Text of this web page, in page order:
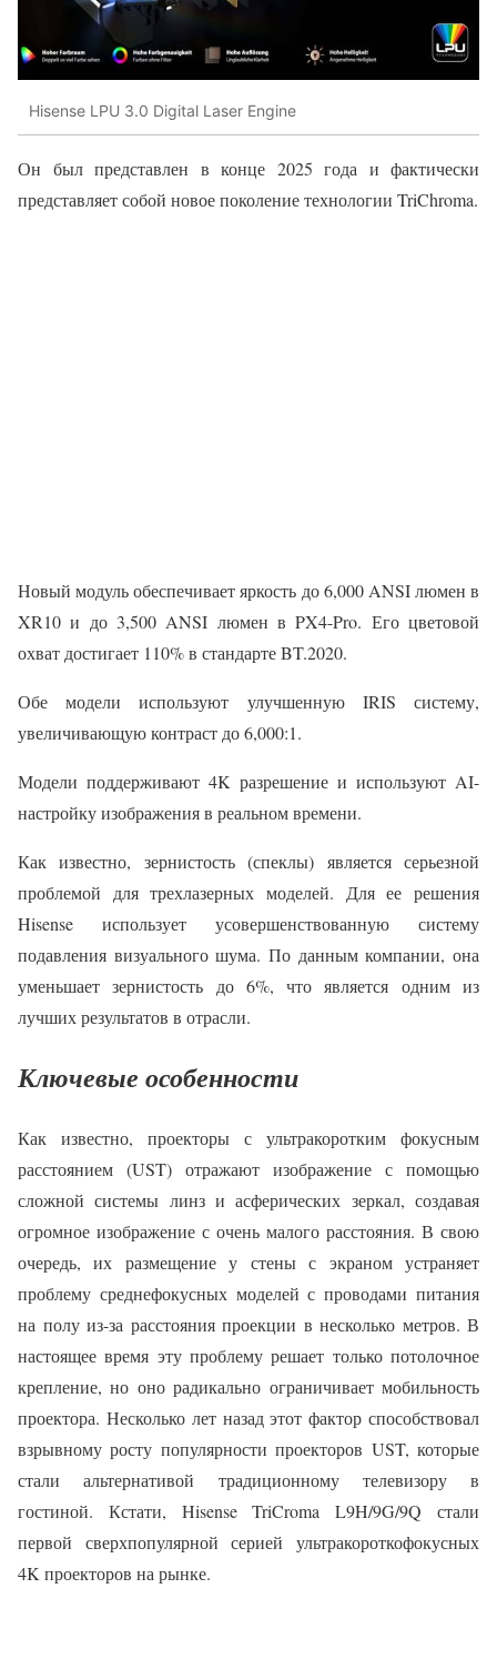
Hisense LPU 3.0 Digital Laser Engine
Он был представлен в конце 2025 года и фактически
представляет собой новое поколение технологии TriChroma.
Новый модуль обеспечивает яркость до 6,000 ANSI люмен в
XR10 и до 3,500 ANSI люмен в PX4-Pro. Его цветовой
охват достигает 110% в стандарте BT.2020.
Обе модели используют улучшенную IRIS систему,
увеличивающую контраст до 6,000:1.
Модели поддерживают 4K разрешение и используют AI-
настройку изображения в реальном времени.
Как известно, зернистость (спеклы) является серьезной
проблемой для трехлазерных моделей. Для ее решения
Hisense использует усовершенствованную систему
подавления визуального шума. По данным компании, она
уменьшает зернистость до 6%, что является одним из
лучших результатов в отрасли.
Ключевые особенности
Как известно, проекторы с ультракоротким фокусным
расстоянием (UST) отражают изображение с помощью
сложной системы линз и асферических зеркал, создавая
огромное изображение с очень малого расстояния. В свою
очередь, их размещение у стены с экраном устраняет
проблему среднефокусных моделей с проводами питания
на полу из-за расстояния проекции в несколько метров. В
настоящее время эту проблему решает только потолочное
крепление, но оно радикально ограничивает мобильность
проектора. Несколько лет назад этот фактор способствовал
взрывному росту популярности проекторов UST, которые
стали альтернативой традиционному телевизору в
гостиной. Кстати, Hisense TriCroma L9H/9G/9Q стали
первой сверхпопулярной серией ультракороткофокусных
4K проекторов на рынке.